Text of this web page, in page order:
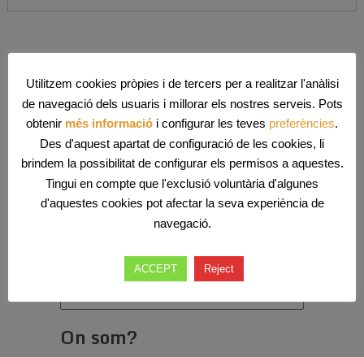
Darreres entrades
Rebuda de la Flama del Correllengua
Agermanat a Binissalem
D’acampada!
31è aniversari!
Bon Nadal!
Concurs de dibuix per la Carta dels
Reis d’Orient i el Cartell d’esdeviments
Totes les entrades
les
On som?
Utilitzem cookies pròpies i de tercers per a realitzar l'anàlisi
de navegació dels usuaris i millorar els nostres serveis. Pots
obtenir més informació i configurar les teves preferències.
Des d'aquest apartat de configuració de les cookies, li
brindem la possibilitat de configurar els permisos a aquestes.
Tingui en compte que l'exclusió voluntària d'algunes
d'aquestes cookies pot afectar la seva experiència de
navegació.
ACCEPT Reject